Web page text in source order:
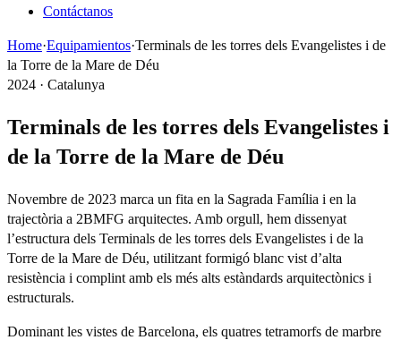
Contáctanos
Home·Equipamientos·Terminals de les torres dels Evangelistes i de
la Torre de la Mare de Déu
2024 · Catalunya
Terminals de les torres dels Evangelistes i
de la Torre de la Mare de Déu
Novembre de 2023 marca un fita en la Sagrada Família i en la
trajectòria a 2BMFG arquitectes. Amb orgull, hem dissenyat
l’estructura dels Terminals de les torres dels Evangelistes i de la
Torre de la Mare de Déu, utilitzant formigó blanc vist d’alta
resistència i complint amb els més alts estàndards arquitectònics i
estructurals.
Dominant les vistes de Barcelona, els quatres tetramorfs de marbre